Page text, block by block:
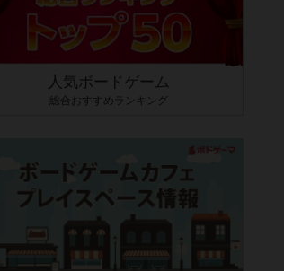
人気ボードゲーム
総合おすすめランキング